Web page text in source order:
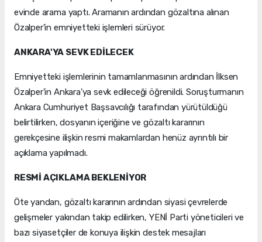
evinde arama yaptı. Aramanın ardından gözaltına alınan
Özalper'in emniyetteki işlemleri sürüyor.
ANKARA'YA SEVK EDİLECEK
Emniyetteki işlemlerinin tamamlanmasının ardından İlksen
Özalper'in Ankara'ya sevk edileceği öğrenildi. Soruşturmanın
Ankara Cumhuriyet Başsavcılığı tarafından yürütüldüğü
belirtilirken, dosyanın içeriğine ve gözaltı kararının
gerekçesine ilişkin resmi makamlardan henüz ayrıntılı bir
açıklama yapılmadı.
RESMİ AÇIKLAMA BEKLENİYOR
Öte yandan, gözaltı kararının ardından siyasi çevrelerde
gelişmeler yakından takip edilirken, YENİ Parti yöneticileri ve
bazı siyasetçiler de konuya ilişkin destek mesajları